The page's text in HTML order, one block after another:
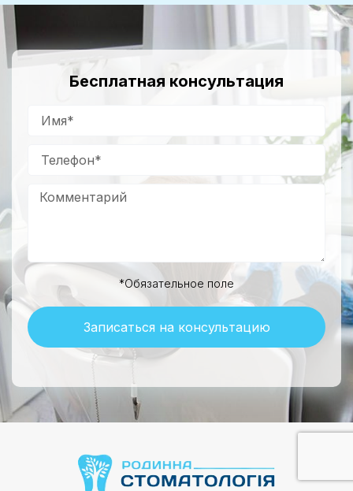
Бесплатная консультация
*Обязательное поле
Записаться на консультацию